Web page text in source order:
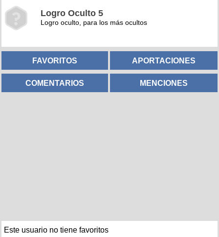
Logro Oculto 5
Logro oculto, para los más ocultos
FAVORITOS APORTACIONES
COMENTARIOS MENCIONES
Este usuario no tiene favoritos